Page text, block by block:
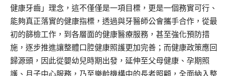
健康牙齒」理念，這不僅僅是一項目標，更是一個務實可行、
能夠真正落實的健康指標，透過與牙醫師公會攜手合作，從最
初的篩檢工作，到各層面的健康醫療服務，甚至強化預防措
施，逐步推進讓整體口腔健康照護更加完善；而健康政策應回
歸源頭，因此從嬰幼兒時期出發，延伸至父母健康、孕期照
護、月子中心服務，乃至樂齡機構中的長者照顧，全面納入整